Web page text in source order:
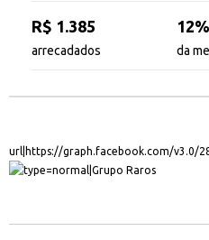
R$ 1.385
arrecadados
12%
da